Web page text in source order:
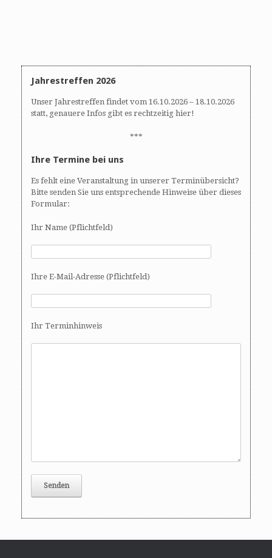
Jahrestreffen 2026
Unser Jahrestreffen findet vom 16.10.2026 – 18.10.2026
statt, genauere Infos gibt es rechtzeitig hier!
***
Ihre Termine bei uns
Es fehlt eine Veranstaltung in unserer Terminübersicht?
Bitte senden Sie uns entsprechende Hinweise über dieses
Formular:
Ihr Name (Pflichtfeld)
Ihre E-Mail-Adresse (Pflichtfeld)
Ihr Terminhinweis